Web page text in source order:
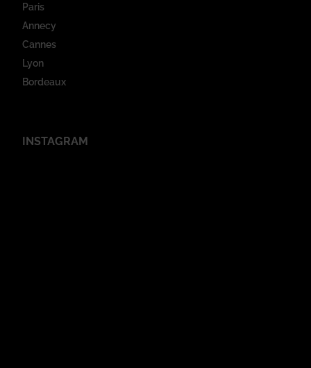
Paris
Annecy
Cannes
Lyon
Bordeaux
INSTAGRAM